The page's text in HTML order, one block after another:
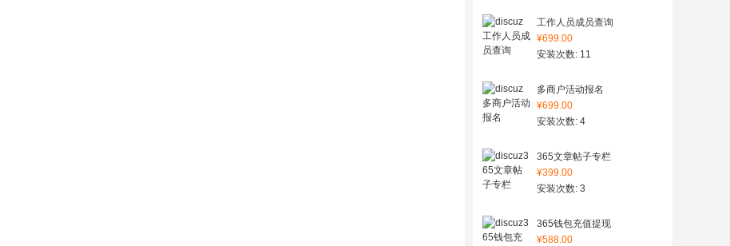
工作人员成员查询
¥699.00
安装次数: 11
多商户活动报名
¥699.00
安装次数: 4
365文章帖子专栏
¥399.00
安装次数: 3
365钱包充值提现
¥588.00